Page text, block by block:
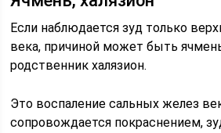
Если наблюдается зуд только
века, причиной может быть
родственник халязион.
Это воспаление сальных желез
сопровождается покраснением,